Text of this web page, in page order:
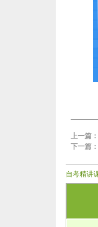
上一篇：
下一篇：
自考精讲